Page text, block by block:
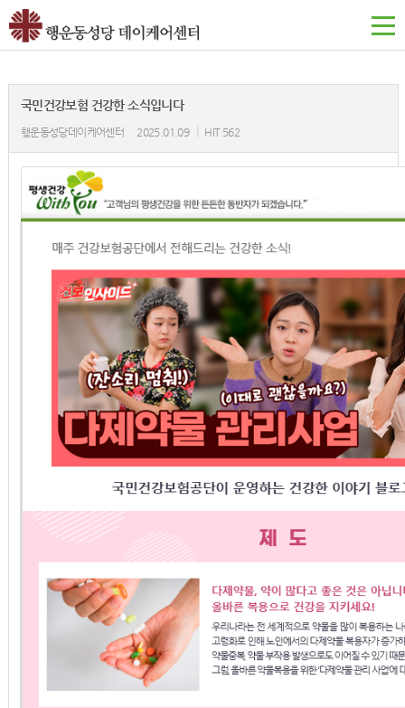
국민건강보험 건강한 소식입니다
행운동성당데이케어센터 2025.01.09 HIT 562